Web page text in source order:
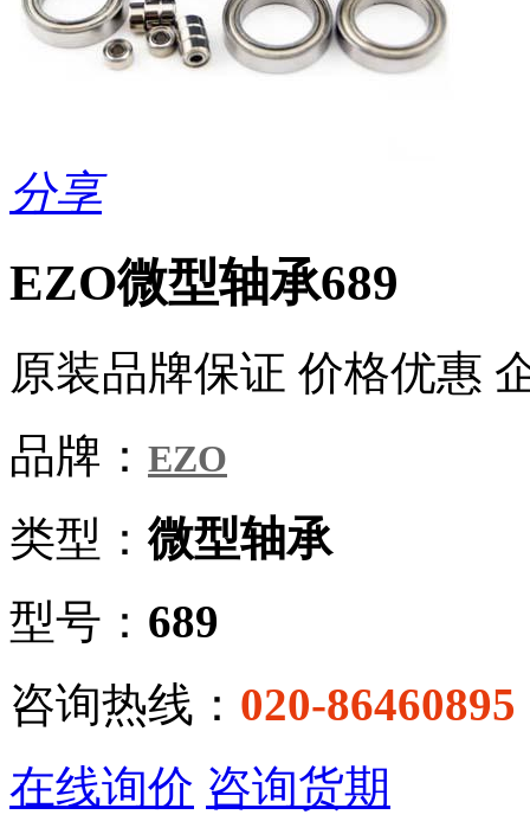
分享
EZO微型轴承689
原装品牌保证 价格优惠
品牌： EZO
类型：微型轴承
型号： 689
咨询热线： 020-86460895
在线询价 咨询货期